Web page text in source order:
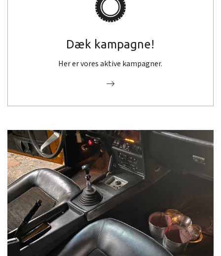
Dæk kampagne!
Her er vores aktive kampagner.